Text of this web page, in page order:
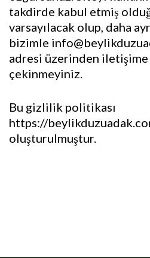
takdirde kabul etmiş
varsayılacak olup, daha
bizimle
adresi üzerinden
çekinmeyiniz.
Bu gizlilik politikası
https://
oluşturulmuştur.